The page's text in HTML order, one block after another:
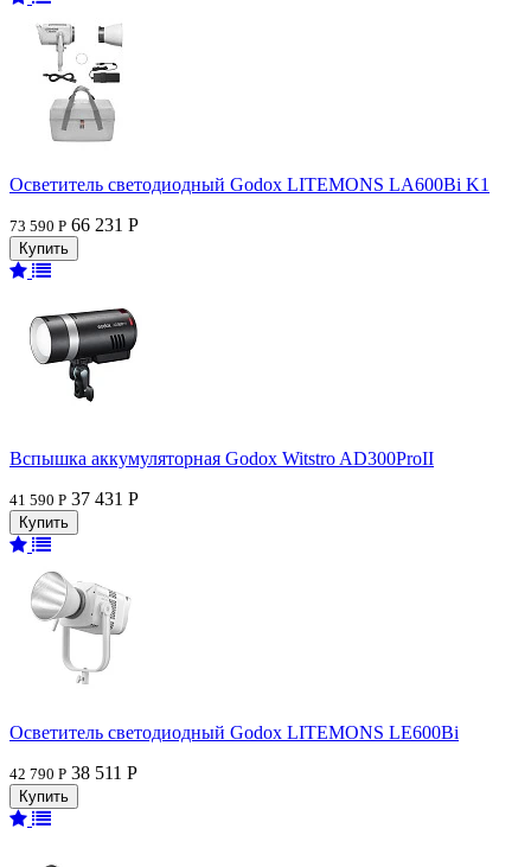
Осветитель светодиодный Godox LITEMONS LA600Bi K1
73 590 Р 66 231 Р
Вспышка аккумуляторная Godox Witstro AD300ProII
41 590 Р 37 431 Р
Осветитель светодиодный Godox LITEMONS LE600Bi
42 790 Р 38 511 Р